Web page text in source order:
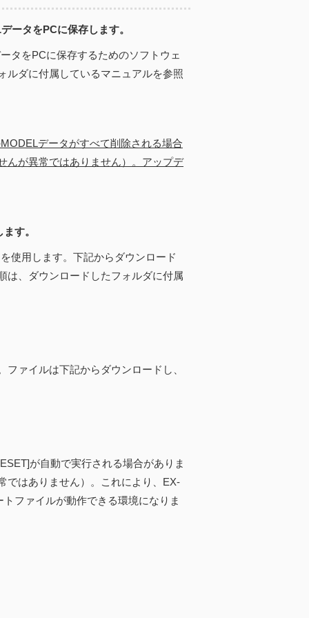
ータをPCに保存します。
タをPCに保存するためのソフトウェ
ルダに付属しているマニュアルを参照
データがすべて削除される場合
んが異常ではありません）。アップデ
す。
使用します。下記からダウンロード
は、ダウンロードしたフォルダに付属
ァイルは下記からダウンロードし、
が自動で実行される場合がありま
ではありません）。これにより、EX-
ファイルが動作できる環境になりま